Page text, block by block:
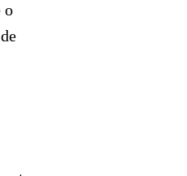
o